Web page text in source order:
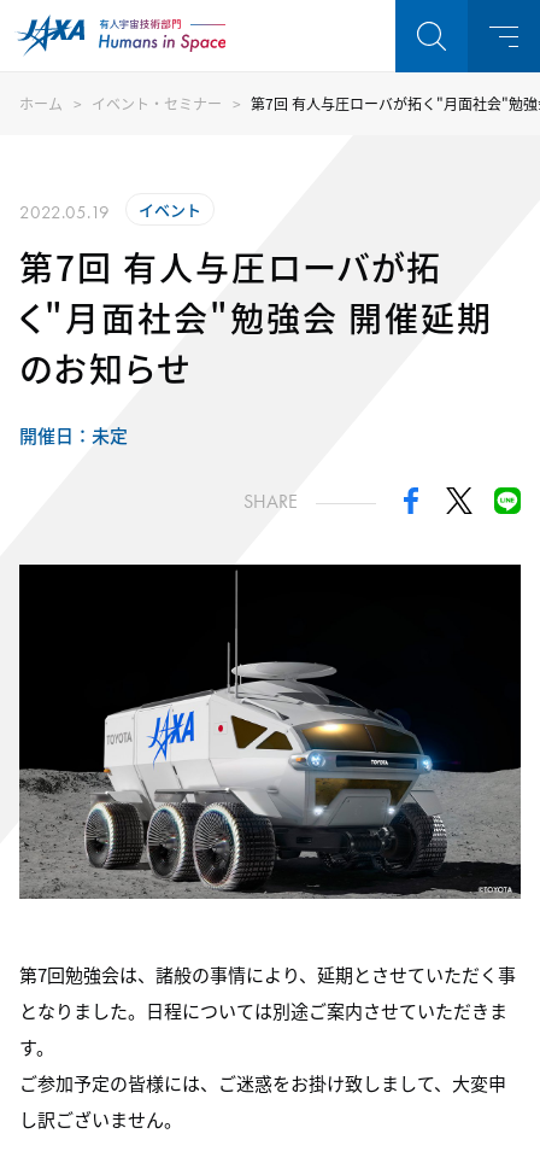
ホーム イベント・セミナー 第7回 有人与圧ローバが拓く"月面社会"勉
2022.05.19 イベント
第7回 有人与圧ローバが拓
く"月面社会"勉強会 開催延期
のお知らせ
開催日：未定
SHARE
第7回勉強会は、諸般の事情により、延期とさせていただく事
となりました。日程については別途ご案内させていただきま
す。
ご参加予定の皆様には、ご迷惑をお掛け致しまして、大変申
し訳ございません。